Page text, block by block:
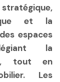
et la
espaces
la
tout en
Les